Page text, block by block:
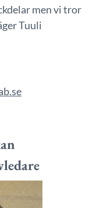
men vi tror
Tuuli